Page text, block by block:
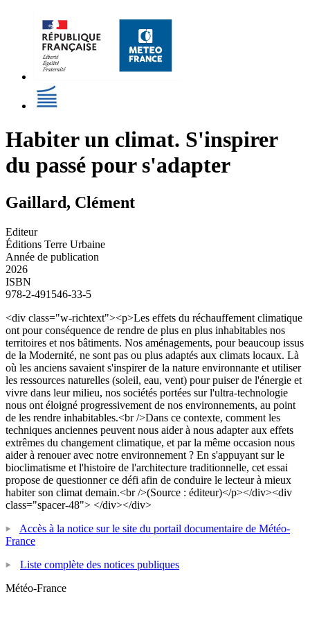
Habiter un climat. S'inspirer
du passé pour s'adapter
Gaillard, Clément
Editeur
Éditions Terre Urbaine
Année de publication
2026
ISBN
978-2-491546-33-5
<div class="w-richtext"><p>Les effets du réchauffement climatique
ont pour conséquence de rendre de plus en plus inhabitables nos
territoires et nos bâtiments. Nos aménagements, pour beaucoup issus
de la Modernité, ne sont pas ou plus adaptés aux climats locaux. Là
où les anciens savaient s'inspirer de la nature environnante et utiliser
les ressources naturelles (soleil, eau, vent) pour puiser de l'énergie et
vivre dans leur milieu, nos sociétés portées sur l'ultra-technologie
nous ont éloigné progressivement de nos environnements, au point
de les rendre inhabitables.<br />Dans ce contexte, comment les
techniques anciennes peuvent nous aider à nous adapter aux effets
extrêmes du changement climatique, et par la même occasion nous
aider à renouer avec notre environnement ? En s'appuyant sur le
bioclimatisme et l'histoire de l'architecture traditionnelle, cet essai
propose de questionner ce défi afin de conduire le lecteur à mieux
habiter son climat demain.<br />(Source : éditeur)</p></div><div
class="spacer-48"> </div></div>
Accès à la notice sur le site du portail documentaire de Météo-
France
Liste complète des notices publiques
Météo-France